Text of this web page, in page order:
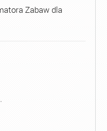
Zabaw dla